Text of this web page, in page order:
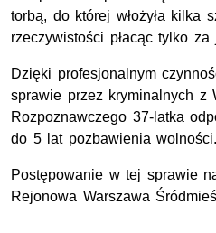
torbą, do której włożyła kilka
rzeczywistości płacąc tylko za
Dzięki profesjonalnym
sprawie przez kryminalnych z
Rozpoznawczego 37-latka
do 5 lat pozbawienia wolności.
Postępowanie w tej sprawie
Rejonowa Warszawa